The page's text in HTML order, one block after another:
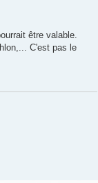
être valable.
C'est pas le